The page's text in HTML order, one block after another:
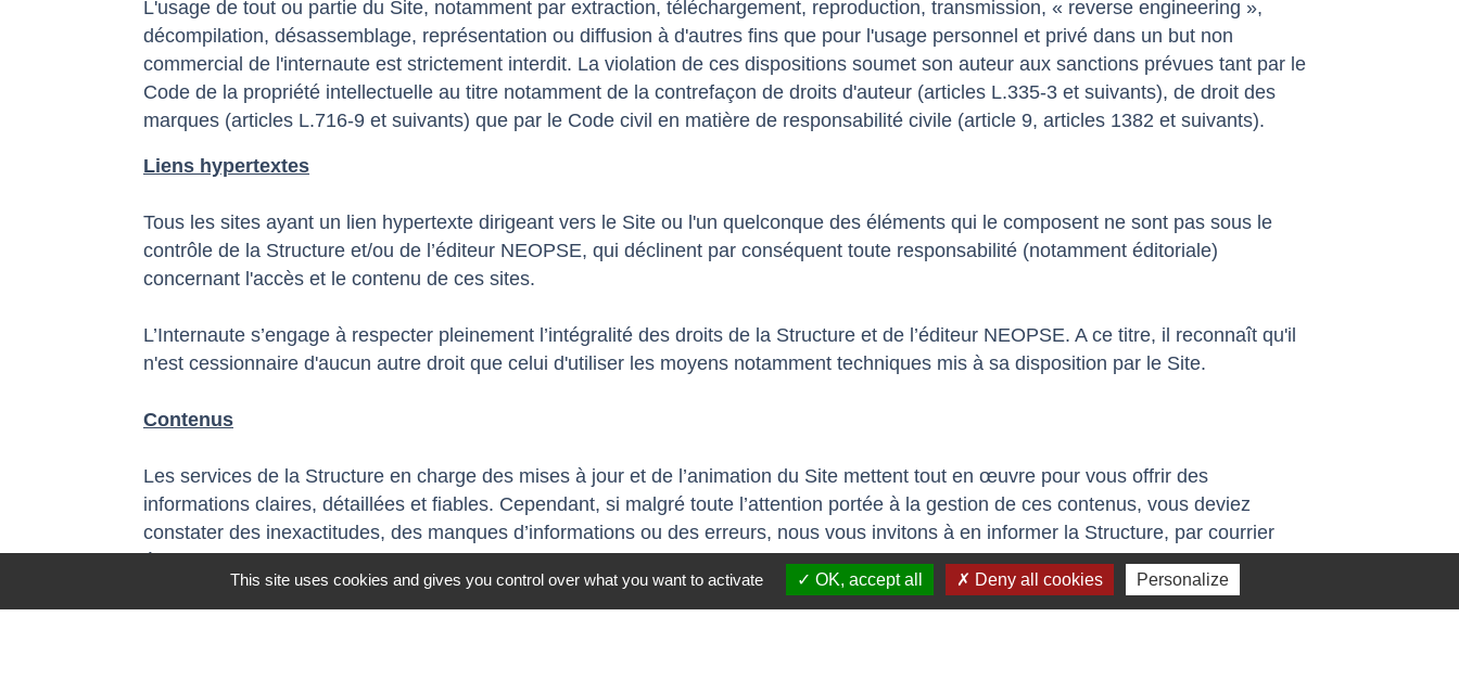
L'usage de tout ou partie du Site, notamment par extraction, téléchargement, reproduction, transmission, « reverse engineering »,
décompilation, désassemblage, représentation ou diffusion à d'autres fins que pour l'usage personnel et privé dans un but non
commercial de l'internaute est strictement interdit. La violation de ces dispositions soumet son auteur aux sanctions prévues tant par le
Code de la propriété intellectuelle au titre notamment de la contrefaçon de droits d'auteur (articles L.335-3 et suivants), de droit des
marques (articles L.716-9 et suivants) que par le Code civil en matière de responsabilité civile (article 9, articles 1382 et suivants).
Liens hypertextes
Tous les sites ayant un lien hypertexte dirigeant vers le Site ou l'un quelconque des éléments qui le composent ne sont pas sous le
contrôle de la Structure et/ou de l’éditeur NEOPSE, qui déclinent par conséquent toute responsabilité (notamment éditoriale)
concernant l'accès et le contenu de ces sites.
L’Internaute s’engage à respecter pleinement l’intégralité des droits de la Structure et de l’éditeur NEOPSE. A ce titre, il reconnaît qu'il
n'est cessionnaire d'aucun autre droit que celui d'utiliser les moyens notamment techniques mis à sa disposition par le Site.
Contenus
Les services de la Structure en charge des mises à jour et de l’animation du Site mettent tout en œuvre pour vous offrir des
informations claires, détaillées et fiables. Cependant, si malgré toute l’attention portée à la gestion de ces contenus, vous deviez
constater des inexactitudes, des manques d’informations ou des erreurs, nous vous invitons à en informer la Structure, par courrier
électronique par le biais du formulaire de contact de ce Site.
This site uses cookies and gives you control over what you want to activate OK, accept all Deny all cookies Personalize